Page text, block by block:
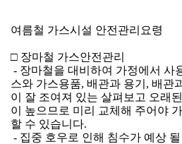
여름철 가스시설 안전관리요령
□ 장마철 가스안전관리
- 장마철을 대비하여 가정에서 사
스와 가스용품, 배관과 용기, 배관
이 잘 조여져 있는 살펴보고 오래
이 높으므로 미리 교체해 주어야
할 수 있습니다.
- 집중 호우로 인해 침수가 예상